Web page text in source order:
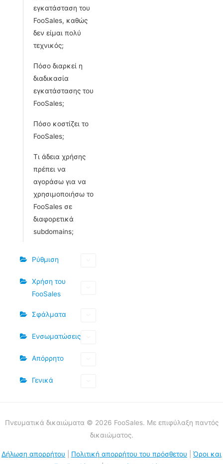
εγκατάσταση του
FooSales, καθώς
δεν είμαι πολύ
τεχνικός;
Πόσο διαρκεί η
διαδικασία
εγκατάστασης του
FooSales;
Πόσο κοστίζει το
FooSales;
Τι άδεια χρήσης
πρέπει να
αγοράσω για να
χρησιμοποιήσω το
FooSales σε
διαφορετικά
subdomains;
Ρύθμιση
Χρήση του
FooSales
Σφάλματα
Ενσωματώσεις
Απόρρητο
Γενικά
Πνευματικά δικαιώματα © 2026 FooSales. Με επιφύλαξη παντός
δικαιώματος.
Δήλωση απορρήτου Πολιτική απορρήτου του πρόσθετου
Όροι και